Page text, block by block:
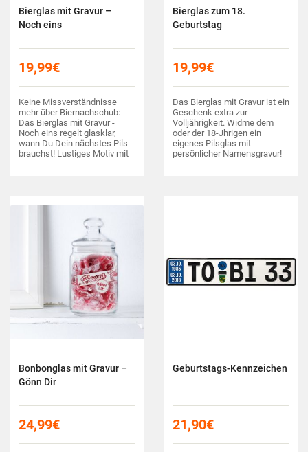
Bierglas mit Gravur –
Noch eins
19,99€
Keine Missverständnisse
mehr über Biernachschub:
Das Bierglas mit Gravur -
Noch eins regelt glasklar,
wann Du Dein nächstes Pils
brauchst! Lustiges Motiv mit
Bierglas zum 18.
Geburtstag
19,99€
Das Bierglas mit Gravur ist ein
Geschenk extra zur
Volljährigkeit. Widme dem
oder der 18-Jhrigen ein
eigenes Pilsglas mit
persönlicher Namensgravur!
Bonbonglas mit Gravur –
Gönn Dir
24,99€
Geburtstags-Kennzeichen
21,90€